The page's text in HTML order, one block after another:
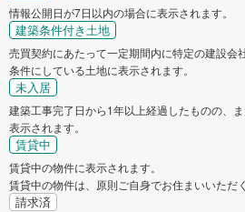
情報公開日が7日以内の場合に表示されます。
建築条件付き土地
売買契約にあたって一定期間内に特定の建設会
条件にしている土地に表示されます。
未入居
建築工事完了日から1年以上経過したものの、
表示されます。
賃貸中
賃貸中の物件に表示されます。
賃貸中の物件は、原則ご自身でお住まいいただ
請求済